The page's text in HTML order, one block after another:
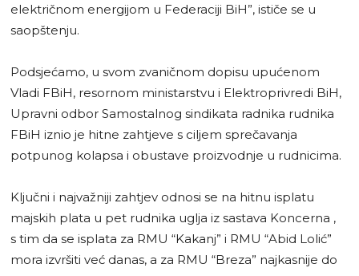
električnom energijom u Federaciji BiH”, ističe se u
saopštenju.
Podsjećamo, u svom zvaničnom dopisu upućenom
Vladi FBiH, resornom ministarstvu i Elektroprivredi BiH,
Upravni odbor Samostalnog sindikata radnika rudnika
FBiH iznio je hitne zahtjeve s ciljem sprečavanja
potpunog kolapsa i obustave proizvodnje u rudnicima.
Ključni i najvažniji zahtjev odnosi se na hitnu isplatu
majskih plata u pet rudnika uglja iz sastava Koncerna ,
s tim da se isplata za RMU “Kakanj” i RMU “Abid Lolić”
mora izvršiti već danas, a za RMU “Breza” najkasnije do